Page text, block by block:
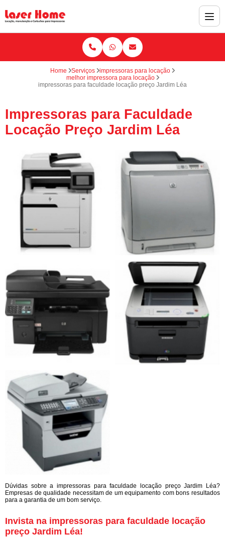
Home Serviços
impressoras para locação
melhor impressora para locação
impressoras para faculdade locação preço Jardim Léa
Impressoras para Faculdade
Locação Preço Jardim Léa
Dúvidas sobre a impressoras para faculdade locação preço Jardim Léa?
Empresas de qualidade necessitam de um equipamento com bons resultados
para a garantia de um bom serviço.
Invista na impressoras para faculdade locação
preço Jardim Léa!